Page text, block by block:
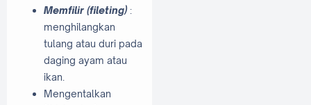
Memfilir (fileting):
menghilangkan
tulang atau duri pada
daging ayam atau
ikan.
Mengentalkan